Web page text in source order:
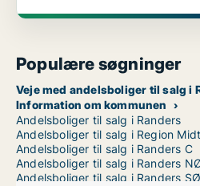
Populære søgninger
Veje med andelsboliger til salg i
Information om kommunen
Andelsboliger til salg i Randers
Andelsboliger til salg i Region
Andelsboliger til salg i Randers C
Andelsboliger til salg i Randers
Andelsboliger til salg i Randers SØ